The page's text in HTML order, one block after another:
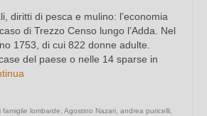
diritti di pesca e mulino: l’economia
di Trezzo Censo lungo l’Adda. Nel
1753, di cui 822 donne adulte.
del paese o nelle 14 sparse in
lombarde Agostino Nazari andrea puricelli